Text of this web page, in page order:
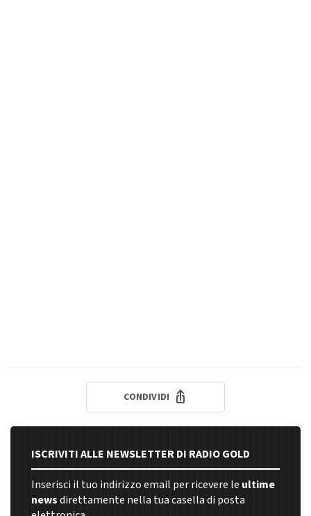
CONDIVIDI
ISCRIVITI ALLE NEWSLETTER DI RADIO GOLD
Inserisci il tuo indirizzo email per ricevere le ultime
newsdirettamente nella tua casella di posta